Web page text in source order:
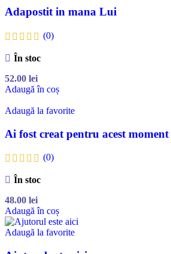
Adapostit in mana Lui
(0)
În stoc
52.00 lei
Adaugă în coș
Adaugă la favorite
Ai fost creat pentru acest moment
(0)
În stoc
48.00 lei
Adaugă în coș
Adaugă la favorite